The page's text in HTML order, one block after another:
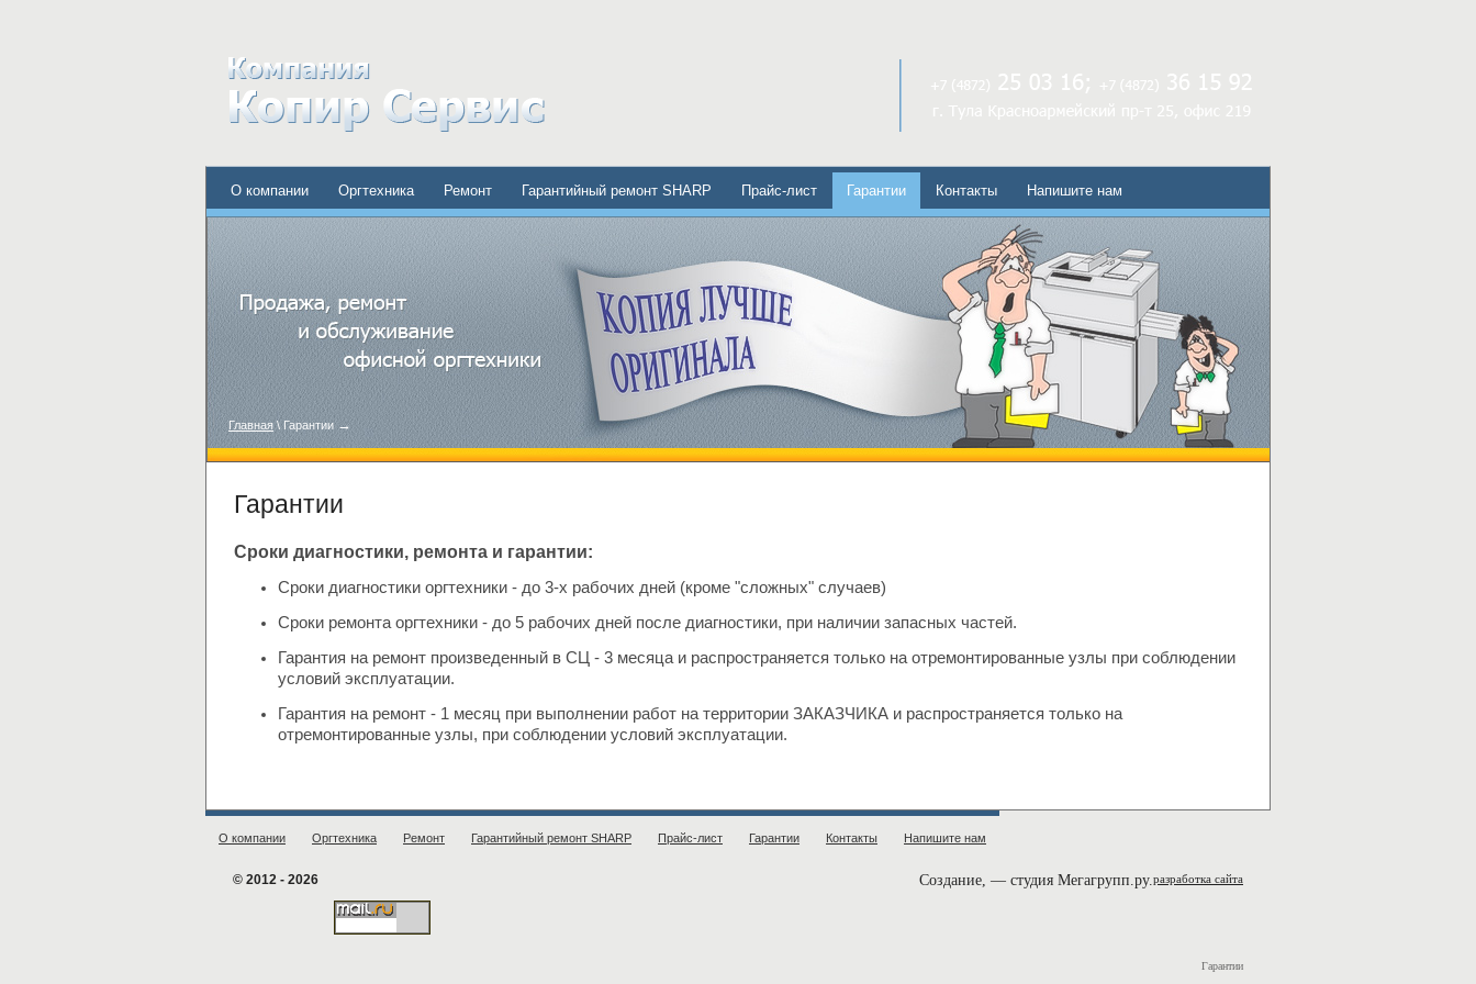
О компании Оргтехника Ремонт Гарантийный ремонт SHARP Прайс-лист Гарантии Контакты Напишите нам
Главная\ Гарантии→
Гарантии
Сроки диагностики, ремонта и гарантии:
Сроки диагностики оргтехники - до 3-х рабочих дней (кроме "сложных" случаев)
Сроки ремонта оргтехники - до 5 рабочих дней после диагностики, при наличии запасных частей.
Гарантия на ремонт произведенный в СЦ - 3 месяца и распространяется только на отремонтированные узлы при соблюдении
условий эксплуатации.
Гарантия на ремонт - 1 месяц при выполнении работ на территории ЗАКАЗЧИКА и распространяется только на
отремонтированные узлы, при соблюдении условий эксплуатации.
О компании Оргтехника Ремонт Гарантийный ремонт SHARP Прайс-лист Гарантии Контакты Напишите нам
© 2012 - 2026 Создание, разработка сайта
— студия Мегагрупп.ру.
Гарантии